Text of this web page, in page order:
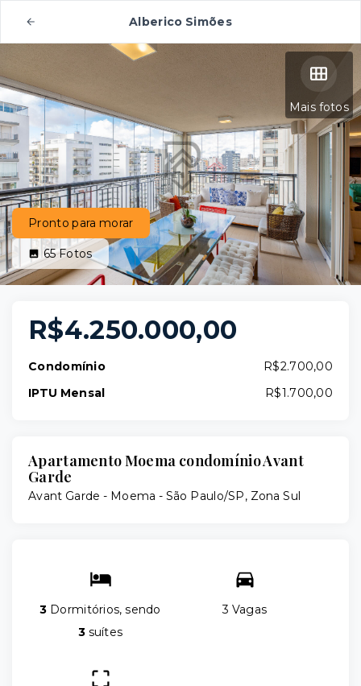
Alberico Simões
Mais fotos
Pronto para morar
65Fotos
R$4.250.000,00
Condomínio
R$2.700,00
IPTU Mensal
R$1.700,00
Apartamento Moema condomínio Avant
Garde
Avant Garde - Moema - São Paulo/SP, Zona Sul
3 Dormitórios, sendo
3suítes
3 Vagas